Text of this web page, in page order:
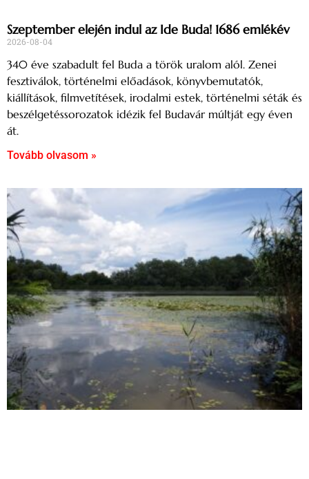
Szeptember elején indul az Ide Buda! 1686 emlékév
2026-08-04
340 éve szabadult fel Buda a török uralom alól. Zenei
fesztiválok, történelmi előadások, könyvbemutatók,
kiállítások, filmvetítések, irodalmi estek, történelmi séták és
beszélgetéssorozatok idézik fel Budavár múltját egy éven
át.
Tovább olvasom »